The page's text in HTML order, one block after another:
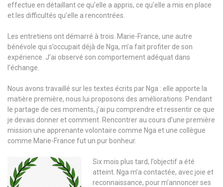
effectue en détaillant ce qu’elle a appris, ce qu’elle a mis en place
et les difficultés qu’elle a rencontrées.
Les entretiens ont démarré à trois. Marie-France, une autre
bénévole qui s’occupait déjà de Nga, m’a fait profiter de son
expérience. J’ai observé son comportement adéquat dans
l’échange.
Nous avons travaillé sur les textes écrits par Nga : elle apporte la
matière première, nous lui proposons des améliorations. Pendant
le partage de ces moments, j’ai pu comprendre et ressentir ce que
je devais donner et comment. Rencontrer au cours d’une première
mission une apprenante volontaire comme Nga et une collègue
comme Marie-France fut un pur bonheur.
Six mois plus tard, l’objectif a été
atteint. Nga m’a contactée, avec joie et
reconnaissance, pour m’annoncer ses